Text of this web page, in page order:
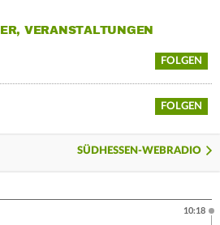
VERANSTALTUNGEN
FOLGEN
FOLGEN
SÜDHESSEN-WEBRADIO
10:18